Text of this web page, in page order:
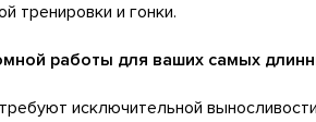
тренировки и гонки.
работы для ваших самых
исключительной